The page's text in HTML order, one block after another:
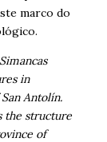
marco do
in
Antolín.
the structure
of